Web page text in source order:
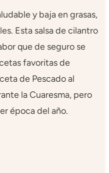
y baja en grasas,
Esta salsa de cilantro
que de seguro se
favoritas de
de Pescado al
la Cuaresma, pero
época del año.